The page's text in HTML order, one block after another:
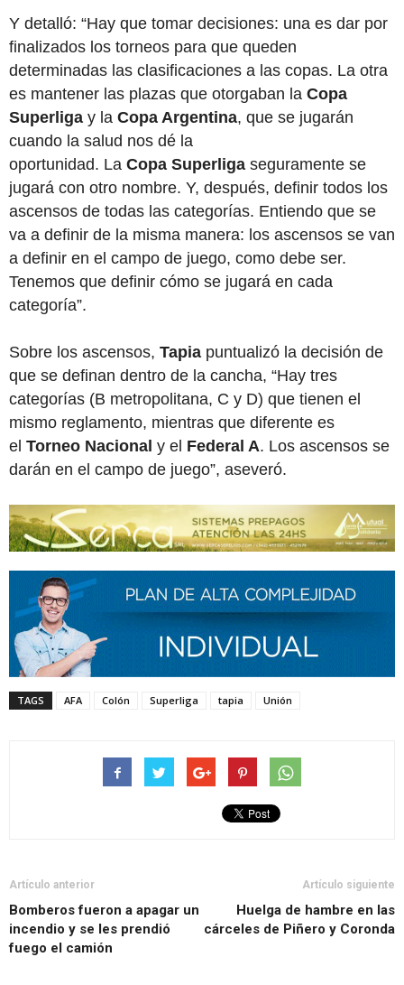
Y detalló: “Hay que tomar decisiones: una es dar por
finalizados los torneos para que queden
determinadas las clasificaciones a las copas. La otra
es mantener las plazas que otorgaban la Copa
Superliga y la Copa Argentina, que se jugarán
cuando la salud nos dé la
oportunidad. La Copa Superliga seguramente se
jugará con otro nombre. Y, después, definir todos los
ascensos de todas las categorías. Entiendo que se
va a definir de la misma manera: los ascensos se van
a definir en el campo de juego, como debe ser.
Tenemos que definir cómo se jugará en cada
categoría”.
Sobre los ascensos, Tapia puntualizó la decisión de
que se definan dentro de la cancha, “Hay tres
categorías (B metropolitana, C y D) que tienen el
mismo reglamento, mientras que diferente es
el Torneo Nacional y el Federal A. Los ascensos se
darán en el campo de juego”, aseveró.
TAGS AFA Colón Superliga tapia Unión
Artículo anterior
Bomberos fueron a apagar un
incendio y se les prendió
fuego el camión
Artículo siguiente
Huelga de hambre en las
cárceles de Piñero y Coronda